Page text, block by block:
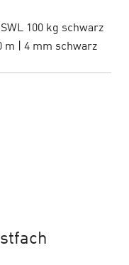
100 kg schwarz
m | 4 mm schwarz